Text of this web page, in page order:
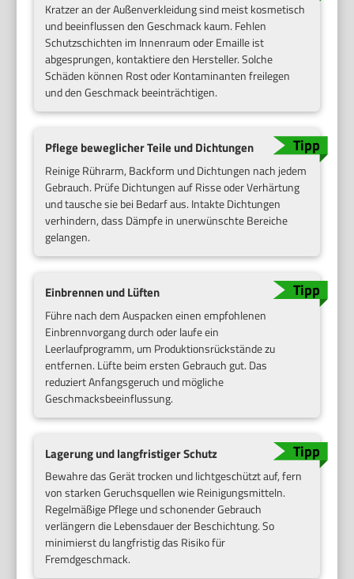
Kratzer an der Außenverkleidung sind meist kosmetisch
und beeinflussen den Geschmack kaum. Fehlen
Schutzschichten im Innenraum oder Emaille ist
abgesprungen, kontaktiere den Hersteller. Solche
Schäden können Rost oder Kontaminanten freilegen
und den Geschmack beeinträchtigen.
Pflege beweglicher Teile und Dichtungen
Reinige Rührarm, Backform und Dichtungen nach jedem
Gebrauch. Prüfe Dichtungen auf Risse oder Verhärtung
und tausche sie bei Bedarf aus. Intakte Dichtungen
verhindern, dass Dämpfe in unerwünschte Bereiche
gelangen.
Einbrennen und Lüften
Führe nach dem Auspacken einen empfohlenen
Einbrennvorgang durch oder laufe ein
Leerlaufprogramm, um Produktionsrückstände zu
entfernen. Lüfte beim ersten Gebrauch gut. Das
reduziert Anfangsgeruch und mögliche
Geschmacksbeeinflussung.
Lagerung und langfristiger Schutz
Bewahre das Gerät trocken und lichtgeschützt auf, fern
von starken Geruchsquellen wie Reinigungsmitteln.
Regelmäßige Pflege und schonender Gebrauch
verlängern die Lebensdauer der Beschichtung. So
minimierst du langfristig das Risiko für
Fremdgeschmack.